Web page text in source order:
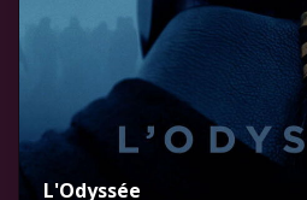
L'Odyssée